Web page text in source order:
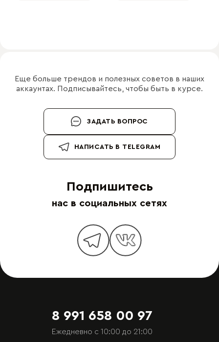
Еще больше трендов и полезных советов в наших
аккаунтах. Подписывайтесь, чтобы быть в курсе.
ЗАДАТЬ ВОПРОС
НАПИСАТЬ В TELEGRAM
Подпишитесь
нас в социальных сетях
8 991 658 00 97
Ежедневно с 10:00 до 21:00